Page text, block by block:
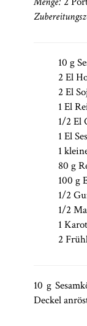
10 g
2 El
2 El
1 El
1/2 El
1 El
1
80 g
100 g
1/2
1/2
1
2
10 g
Deckel